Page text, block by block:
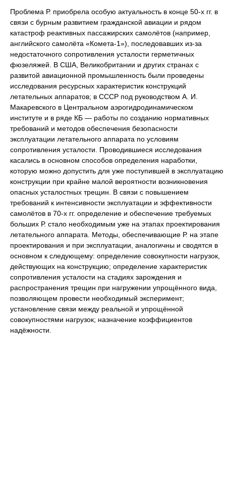
Проблема Р. приобрела особую актуальность в конце 50-х гг. в
связи с бурным развитием гражданской авиации и рядом
катастроф реактивных пассажирских самолётов (например,
английского самолёта «Комета-1»), последовавших из-за
недостаточного сопротивления усталости герметичных
фюзеляжей. В США, Великобритании и других странах с
развитой авиационной промышленность были проведены
исследования ресурсных характеристик конструкций
летательных аппаратов; в СССР под руководством А. И.
Макаревского в Центральном аэрогидродинамическом
институте и в ряде КБ — работы по созданию нормативных
требований и методов обеспечения безопасности
эксплуатации летательного аппарата по условиям
сопротивления усталости. Проводившиеся исследования
касались в основном способов определения наработки,
которую можно допустить для уже поступившей в эксплуатацию
конструкции при крайне малой вероятности возникновения
опасных усталостных трещин. В связи с повышением
требований к интенсивности эксплуатации и эффективности
самолётов в 70-х гг. определение и обеспечение требуемых
больших Р. стало необходимым уже на этапах проектирования
летательного аппарата. Методы, обеспечивающие Р. на этапе
проектирования и при эксплуатации, аналогичны и сводятся в
основном к следующему: определение совокупности нагрузок,
действующих на конструкцию; определение характеристик
сопротивления усталости на стадиях зарождения и
распространения трещин при нагружении упрощённого вида,
позволяющем провести необходимый эксперимент;
установление связи между реальной и упрощённой
совокупностями нагрузок; назначение коэффициентов
надёжности.